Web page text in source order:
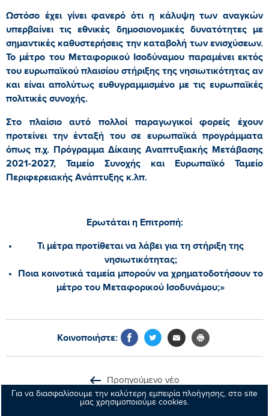
Για να διασφαλίσουμε την καλύτερη εμπειρία πλοήγησης, στο site
μας χρησιμοποιούμε cookies.
Ωστόσο έχει γίνει φανερό ότι η κάλυψη των αναγκών
υπερβαίνει τις εθνικές δημοσιονομικές δυνατότητες με
σημαντικές καθυστερήσεις την καταβολή των ενισχύσεων.
Το μέτρο του Μεταφορικού Ισοδύναμου παραμένει εκτός
του ευρωπαϊκού πλαισίου στήριξης της νησιωτικότητας αν
και είναι απολύτως ευθυγραμμισμένο με τις ευρωπαϊκές
πολιτικές συνοχής.
Στο πλαίσιο αυτό πολλοί παραγωγικοί φορείς έχουν
προτείνει την ένταξή του σε ευρωπαϊκά προγράμματα
όπως π.χ. Πρόγραμμα Δίκαιης Αναπτυξιακής Μετάβασης
2021-2027, Ταμείο Συνοχής και Ευρωπαϊκό Ταμείο
Περιφερειακής Ανάπτυξης κ.λπ.
Ερωτάται η Επιτροπή:
Τι μέτρα προτίθεται να λάβει για τη στήριξη της
νησιωτικότητας;
Ποια κοινοτικά ταμεία μπορούν να χρηματοδοτήσουν το
μέτρο του Μεταφορικού Ισοδυνάμου;»
Κοινοποιήστε:
Προηγούμενο νέο
Επόμενο νέο